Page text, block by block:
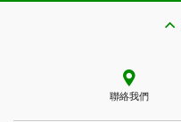
聯絡我們